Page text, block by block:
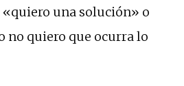
«quiero una solución» o
no quiero que ocurra lo